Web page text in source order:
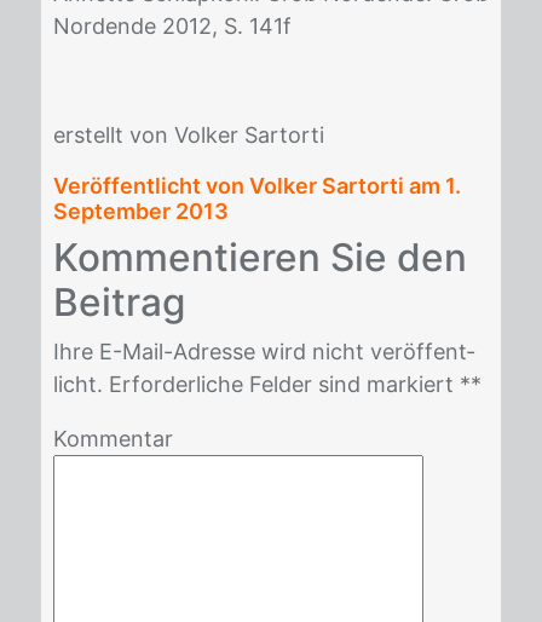
Nor­den­de 2012, S. 141f
er­stellt von Vol­ker Sar­t­or­ti
Veröffentlicht von Volker Sartorti am 1.
September 2013
Kom­men­tie­ren Sie den
Bei­trag
Ihre E-Mail-Adres­se wird nicht ver­öf­fent­
licht. Er­for­der­li­che Fel­der sind mar­kiert **
Kommentar